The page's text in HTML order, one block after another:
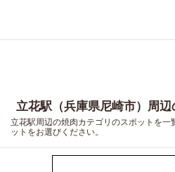
立花駅（兵庫県尼崎市）周辺
立花駅周辺の焼肉カテゴリのスポットを
ットをお選びください。